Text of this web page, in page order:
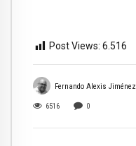
Fernando Alexis Jiménez
6516 0
Post Views: 6.516